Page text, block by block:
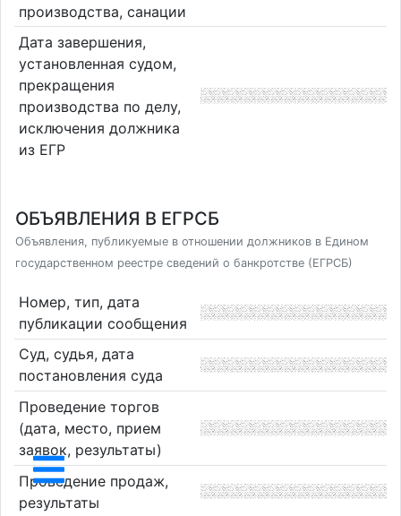
производства, санации
Дата завершения,
установленная судом,
прекращения
производства по делу,
исключения должника
из ЕГР
ОБЪЯВЛЕНИЯ В ЕГРСБ
Объявления, публикуемые в отношении должников в Едином
государственном реестре сведений о банкротстве (ЕГРСБ)
Номер, тип, дата
публикации сообщения
Суд, судья, дата
постановления суда
Проведение торгов
(дата, место, прием
заявок, результаты)
Проведение продаж,
результаты